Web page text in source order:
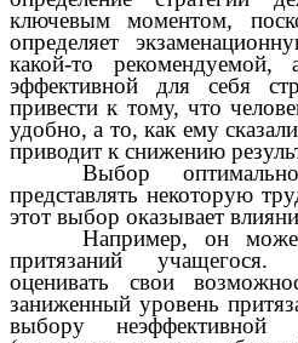
ключевым моментом,
определяет
какой-то рекомендуемой,
эффективной для себя
привести к тому, что
удобно, а то, как ему
приводит к снижению
Выбор
представлять некоторую
этот выбор оказывает
Например, он
притязаний учащегося.
оценивать свои
заниженный уровень
выбору неэффективной